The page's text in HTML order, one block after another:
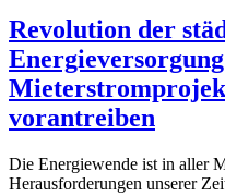
Revolution der
vorantreiben
Die Energiewende ist in aller
Herausforderungen unserer